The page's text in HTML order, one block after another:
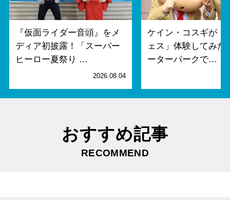
『仮面ライダー音頭』をメ
ディア初披露！「スーパー
ヒーロー夏祭り …
2026.08.04
ケイン・コスギが「
ェス」体験してみた
ーターパークで…
おすすめ記事
RECOMMEND